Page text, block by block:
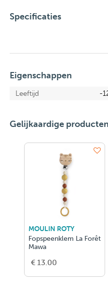
Specificaties
Eigenschappen
Leeftijd -
Gelijkaardige producten
MOULIN ROTY
Fopspeenklem La Forêt
Mawa
€ 13.00